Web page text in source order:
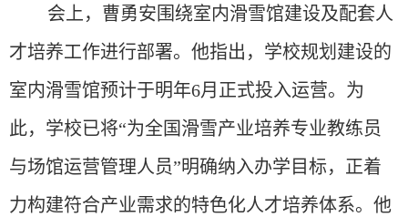
会上，曹勇安围绕室内滑雪馆建设及配套人
才培养工作进行部署。他指出，学校规划建设的
室内滑雪馆预计于明年6月正式投入运营。为
此，学校已将“为全国滑雪产业培养专业教练员
与场馆运营管理人员”明确纳入办学目标，正着
力构建符合产业需求的特色化人才培养体系。他